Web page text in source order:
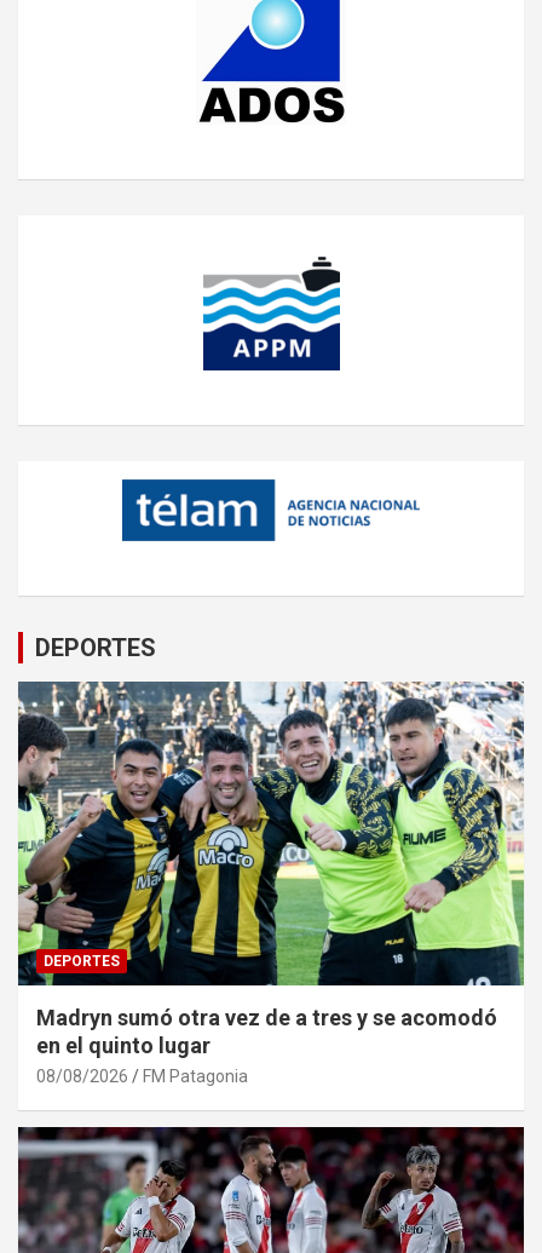
DEPORTES
DEPORTES
Madryn sumó otra vez de a tres y se acomodó
en el quinto lugar
08/08/2026 FM Patagonia